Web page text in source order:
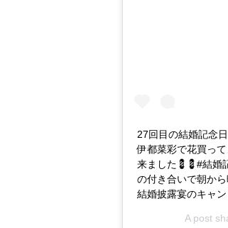
27回目の結婚記念
伊都菜彩で花買っ
来ました💈💈#結婚
の付き合いで朝か
結婚披露宴のキャ
A post